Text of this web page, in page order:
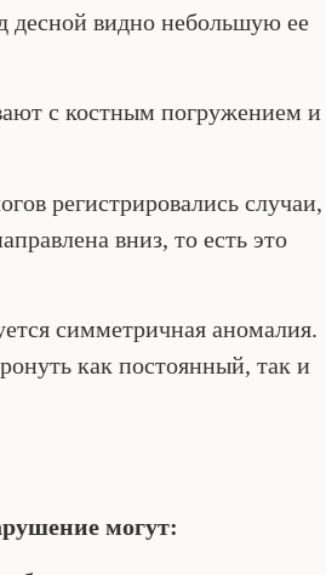
десной видно небольшую ее
с костным погружением и
регистрировались случаи,
вниз, то есть это
симметричная аномалия.
как постоянный, так и
могут: